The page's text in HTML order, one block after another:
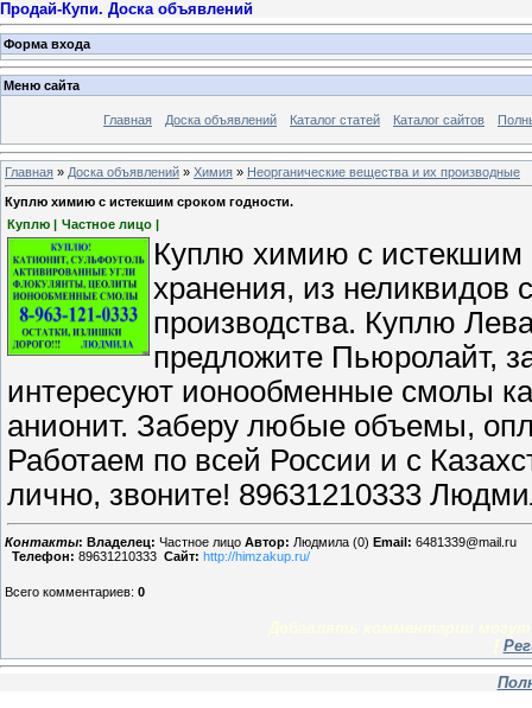
Продай-Купи. Доска объявлений
Форма входа
Меню сайта
Главная Доска объявлений Каталог статей Каталог сайтов
Главная » Доска объявлений » Химия » Неорганические вещества и их производные
Куплю химию с истекшим сроком годности.
Куплю | Частное лицо |
Куплю химию с истекшим
хранения, из неликвидов
производства. Куплю
предложите Пьюролайт,
интересуют ионообменные смолы
анионит. Заберу любые объемы,
Работаем по всей России и с
лично, звоните! 89631210333
Контакты: Владелец: Частное лицо Автор: Людмила (0) Email: 6481339@mail.ru
Телефон: 89631210333 Сайт: http://himzakup.ru/
Всего комментариев: 0